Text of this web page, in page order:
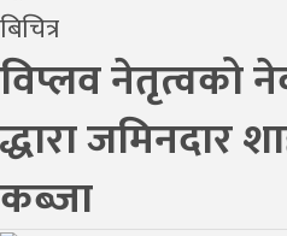
बिचित्र
विप्लव नेतृत्वको
द्धारा जमिनदार
कब्जा